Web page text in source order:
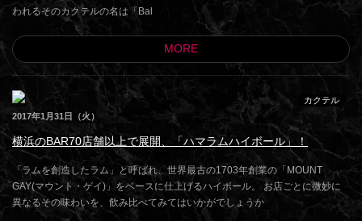
われるそのカクテルの名は「Bal
MORE
2017年1月31日（火）
カクテル
横浜のBAR70店舗以上で展開、「ハマラムハイボール」！
「ラムを創造したラム」と呼ばれ、世界最古の1703年創業の「MOUNT
GAY(マウント・ゲイ)」をベースに仕上げるハイボール。 お店ごとに微妙に
異なるその味わいを、飲み比べてみてはいかがでしょうか